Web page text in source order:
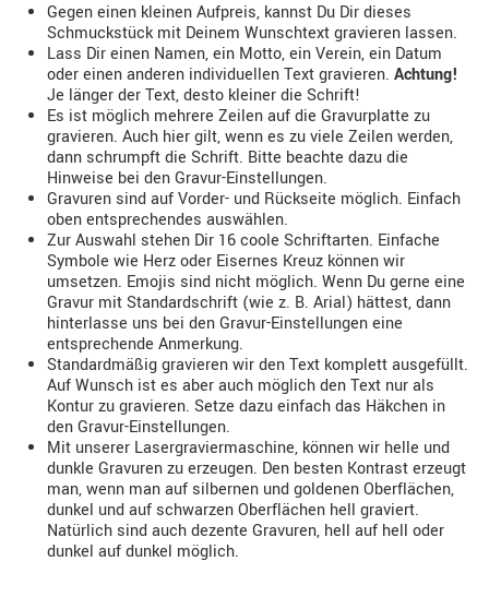
Gegen einen kleinen Aufpreis, kannst Du Dir dieses
Schmuckstück mit Deinem Wunschtext gravieren lassen.
Lass Dir einen Namen, ein Motto, ein Verein, ein Datum
oder einen anderen individuellen Text gravieren. Achtung!
Je länger der Text, desto kleiner die Schrift!
Es ist möglich mehrere Zeilen auf die Gravurplatte zu
gravieren. Auch hier gilt, wenn es zu viele Zeilen werden,
dann schrumpft die Schrift. Bitte beachte dazu die
Hinweise bei den Gravur-Einstellungen.
Gravuren sind auf Vorder- und Rückseite möglich. Einfach
oben entsprechendes auswählen.
Zur Auswahl stehen Dir 16 coole Schriftarten. Einfache
Symbole wie Herz oder Eisernes Kreuz können wir
umsetzen. Emojis sind nicht möglich. Wenn Du gerne eine
Gravur mit Standardschrift (wie z. B. Arial) hättest, dann
hinterlasse uns bei den Gravur-Einstellungen eine
entsprechende Anmerkung.
Standardmäßig gravieren wir den Text komplett ausgefüllt.
Auf Wunsch ist es aber auch möglich den Text nur als
Kontur zu gravieren. Setze dazu einfach das Häkchen in
den Gravur-Einstellungen.
Mit unserer Lasergraviermaschine, können wir helle und
dunkle Gravuren zu erzeugen. Den besten Kontrast erzeugt
man, wenn man auf silbernen und goldenen Oberflächen,
dunkel und auf schwarzen Oberflächen hell graviert.
Natürlich sind auch dezente Gravuren, hell auf hell oder
dunkel auf dunkel möglich.